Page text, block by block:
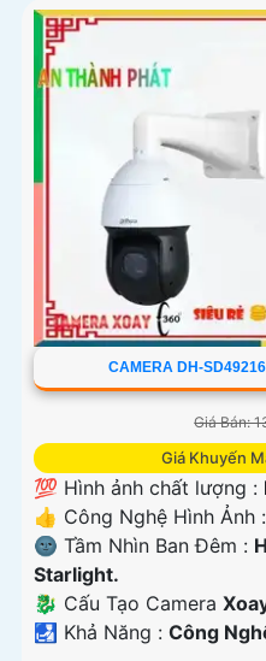
CAMERA DH-
Giá Bán:
Giá Khuyến
💯 Hình ảnh chất lượng :
👍 Công Nghệ Hình Ảnh :
🌚 Tầm Nhìn Ban Đêm :
Starlight.
🐉️ Cấu Tạo Camera
️🛃 Khả Năng : Công